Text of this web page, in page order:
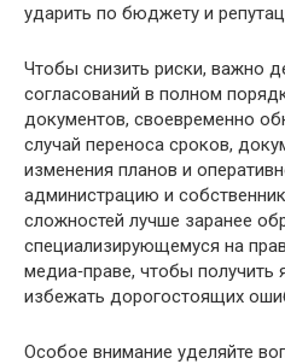
ударить по бюджету и
Чтобы снизить риски, важно
согласований в полном
документов, своевременно
случай переноса сроков,
изменения планов и
администрацию и
сложностей лучше заранее
специализирующемуся на
медиа‑праве, чтобы получить
избежать дорогостоящих
Особое внимание уделяйте